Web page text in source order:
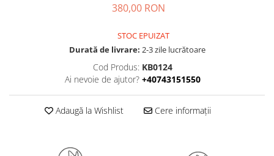
380,00 RON
STOC EPUIZAT
Durată de livrare: 2-3 zile lucrătoare
Cod Produs: KB0124
Ai nevoie de ajutor? +40743151550
Adaugă la Wishlist Cere informații